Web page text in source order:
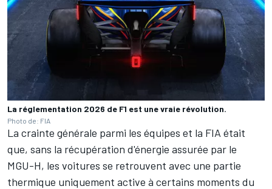
La réglementation 2026 de F1 est une vraie révolution.
Photo de: FIA
La crainte générale parmi les équipes et la FIA était
que, sans la récupération d'énergie assurée par le
MGU-H, les voitures se retrouvent avec une partie
thermique uniquement active à certains moments du